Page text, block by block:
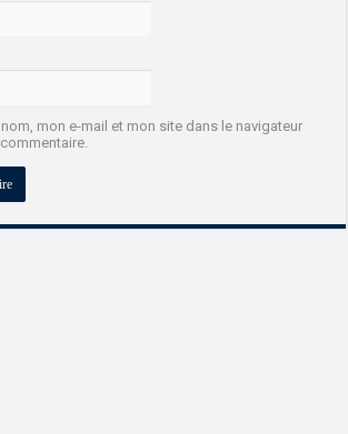
mon e-mail et mon site dans le navigateur